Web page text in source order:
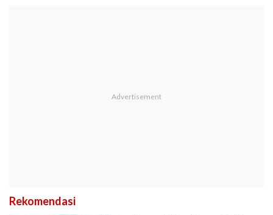
Rekomendasi